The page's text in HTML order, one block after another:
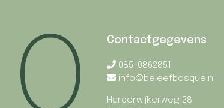
Contactgegevens
085-0862851
info@beleefbosque.nl
Harderwijkerweg 28